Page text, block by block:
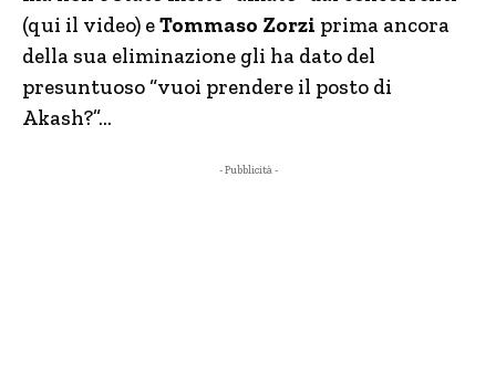
(qui il video) eTommaso Zorzi prima ancora
della sua eliminazione gli ha dato del
presuntuoso “vuoi prendere il posto di
Akash?”…
- Pubblicità -